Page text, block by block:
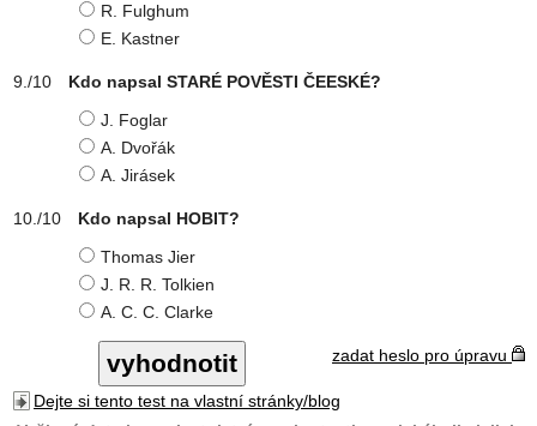
R. Fulghum
E. Kastner
Kdo napsal STARÉ POVĚSTI ČEESKÉ?
J. Foglar
A. Dvořák
A. Jirásek
Kdo napsal HOBIT?
Thomas Jier
J. R. R. Tolkien
A. C. C. Clarke
zadat heslo pro úpravu
Dejte si tento test na vlastní stránky/blog